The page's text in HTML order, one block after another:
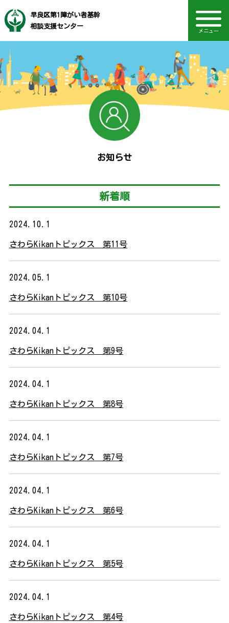
早良区第1障がい者基幹
相談支援センター
メニュー
TOPページ
相談方法
相談の対象者
主な相談内容
ネットワーク活動
アクセス
お知らせ
採用情報
福岡市社会福祉事業団
音声読み上げ・文字・見やすさ調整
Language
電話：092-847-2764
お知らせ
新着順
2024.10.1
さわらKikanトピックス 第11号
2024.05.1
さわらKikanトピックス 第10号
2024.04.1
さわらKikanトピックス 第9号
2024.04.1
さわらKikanトピックス 第8号
2024.04.1
さわらKikanトピックス 第7号
2024.04.1
さわらKikanトピックス 第6号
2024.04.1
さわらKikanトピックス 第5号
2024.04.1
さわらKikanトピックス 第4号